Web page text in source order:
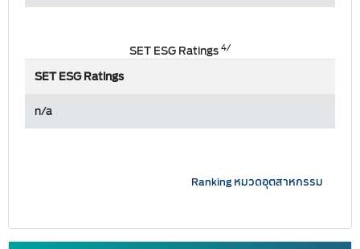
SET ESG Ratings4/
SET ESG Ratings
n/a
Ranking หมวดอุตสาหกรรม